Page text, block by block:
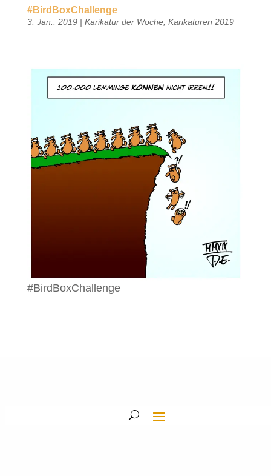
#BirdBoxChallenge
3. Jan.. 2019| Karikatur der Woche, Karikaturen 2019
#BirdBoxChallenge